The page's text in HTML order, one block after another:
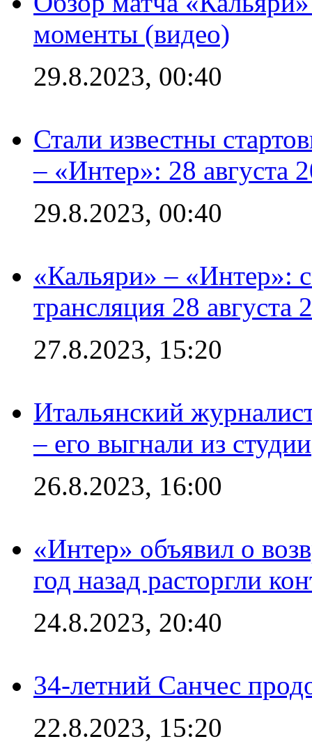
моменты (видео)
29.8.2023, 00:40
Стали известны
– «Интер»: 28 августа
29.8.2023, 00:40
«Кальяри» – «Интер»:
трансляция 28 августа
27.8.2023, 15:20
Итальянский
– его выгнали из студии
26.8.2023, 16:00
«Интер» объявил о
год назад расторгли
24.8.2023, 20:40
34-летний Санчес
22.8.2023, 15:20